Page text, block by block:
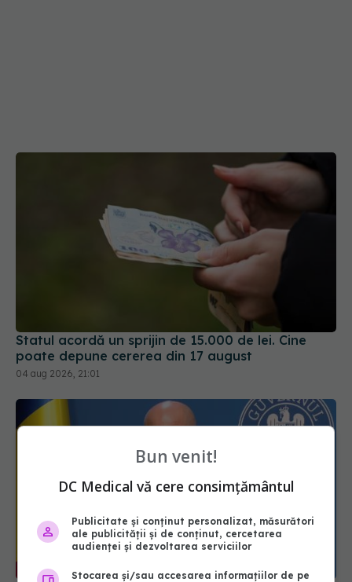
Statul acordă un sprijin de 15.000 de lei. Cine
poate depune cererea din 17 august
04 aug 2026, 21:01
Bun venit!
DC Medical vă cere consimțământul
Publicitate și conținut personalizat, măsurători
ale publicității și de conținut, cercetarea
audienței și dezvoltarea serviciilor
Stocarea și/sau accesarea informațiilor de pe